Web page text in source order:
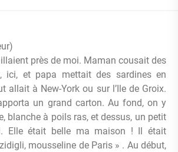
près de moi. Maman cousait des
ici, et papa mettait des sardines en
allait à New-York ou sur l’Ile de Groix.
un grand carton. Au fond, on y
blanche à poils ras, et dessus, un petit
Elle était belle ma maison ! Il était
mousseline de Paris » . Au début,